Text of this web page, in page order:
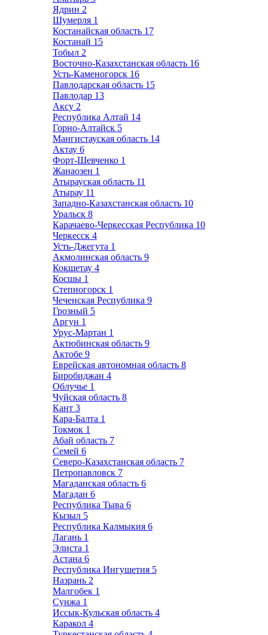
Ядрин 2
Шумерля 1
Костанайская область 17
Костанай 15
Тобыл 2
Восточно-Казахстанская область 16
Усть-Каменогорск 16
Павлодарская область 15
Павлодар 13
Аксу 2
Республика Алтай 14
Горно-Алтайск 5
Мангистауская область 14
Актау 6
Форт-Шевченко 1
Жанаозен 1
Атырауская область 11
Атырау 11
Западно-Казахстанская область 10
Уральск 8
Карачаево-Черкесская Республика 10
Черкесск 4
Усть-Джегута 1
Акмолинская область 9
Кокшетау 4
Косшы 1
Степногорск 1
Чеченская Республика 9
Грозный 5
Аргун 1
Урус-Мартан 1
Актюбинская область 9
Актобе 9
Еврейская автономная область 8
Биробиджан 4
Облучье 1
Чуйская область 8
Кант 3
Кара-Балта 1
Токмок 1
Абай область 7
Семей 6
Северо-Казахстанская область 7
Петропавловск 7
Магаданская область 6
Магадан 6
Республика Тыва 6
Кызыл 5
Республика Калмыкия 6
Лагань 1
Элиста 1
Астана 6
Республика Ингушетия 5
Назрань 2
Малгобек 1
Сунжа 1
Иссык-Кульская область 4
Каракол 4